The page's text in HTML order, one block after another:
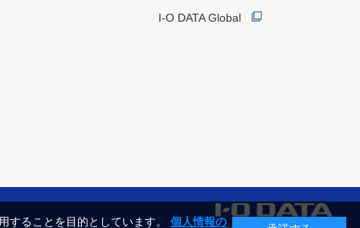
I-O DATA Global
ることを目的としています。 個人情報の